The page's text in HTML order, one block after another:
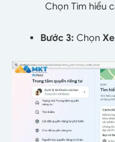
Chọn Tìm hiểu
Bước 3: Chọn